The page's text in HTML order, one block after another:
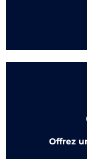
Offrez